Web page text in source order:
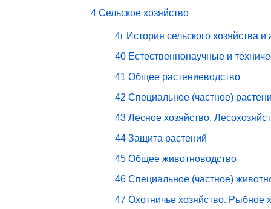
4 Сельское хозяйство
4г История сельского хозяйства
40 Естественнонаучные и
41 Общее растениеводство
42 Специальное (частное)
43 Лесное хозяйство.
44 Защита растений
45 Общее животноводство
46 Специальное (частное)
47 Охотничье хозяйство. Рыбное